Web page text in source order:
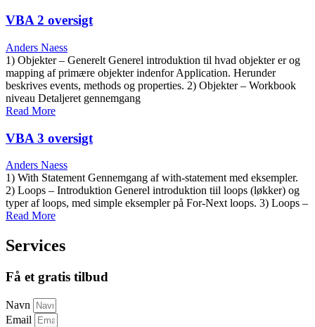
VBA 2 oversigt
Anders Naess
1) Objekter – Generelt Generel introduktion til hvad objekter er og
mapping af primære objekter indenfor Application. Herunder
beskrives events, methods og properties. 2) Objekter – Workbook
niveau Detaljeret gennemgang
Read More
VBA 3 oversigt
Anders Naess
1) With Statement Gennemgang af with-statement med eksempler.
2) Loops – Introduktion Generel introduktion tiil loops (løkker) og
typer af loops, med simple eksempler på For-Next loops. 3) Loops –
Read More
Services
Få et gratis tilbud
Navn
Email